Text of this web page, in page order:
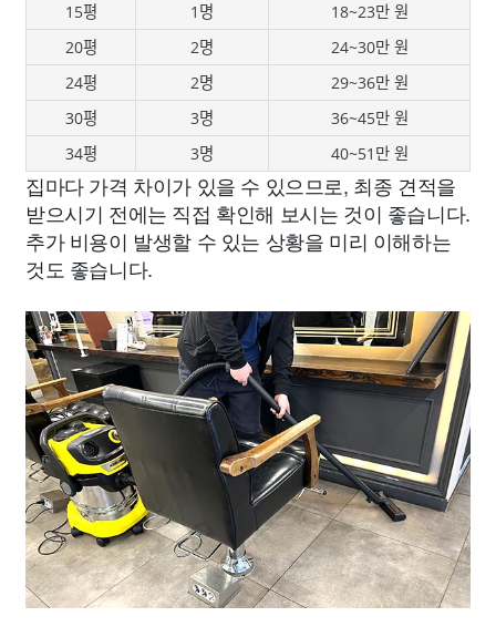
15평
1명
18~23만 원
20평
2명
24~30만 원
24평
2명
29~36만 원
30평
3명
36~45만 원
34평
3명 40~51만 원
집마다 가격 차이가 있을 수 있으므로, 최종 견적을
받으시기 전에는 직접 확인해 보시는 것이 좋습니다.
추가 비용이 발생할 수 있는 상황을 미리 이해하는
것도 좋습니다.